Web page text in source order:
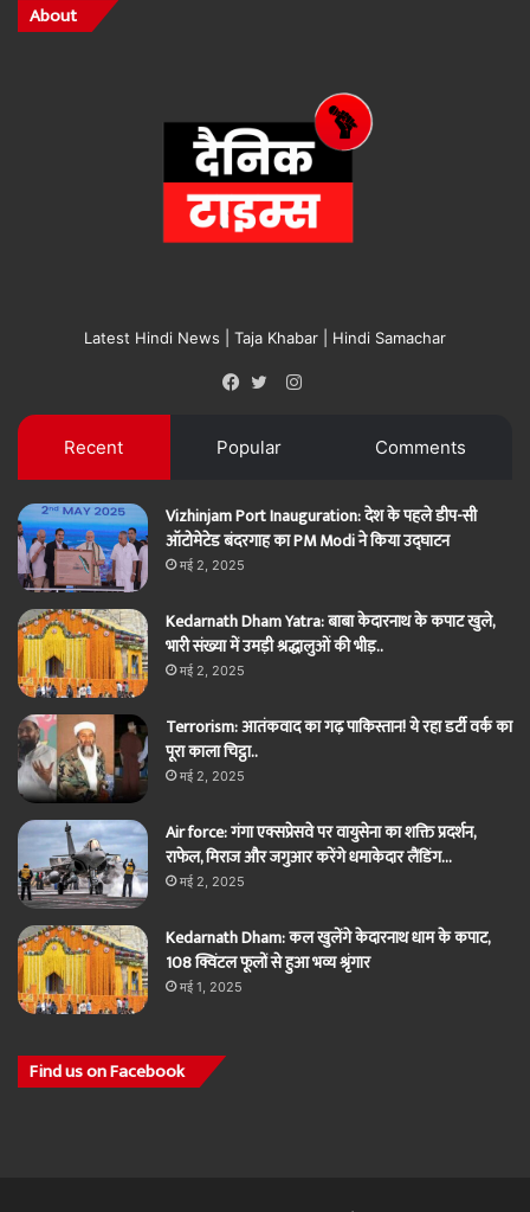
About
Latest Hindi News | Taja Khabar | Hindi Samachar
Instagram
Recent Popular Comments
Vizhinjam Port Inauguration: देश के पहले डीप-सी
ऑटोमेटेड बंदरगाह का PM Modi ने किया उद्घाटन
मई 2, 2025
Kedarnath Dham Yatra: बाबा केदारनाथ के कपाट खुले,
भारी संख्या में उमड़ी श्रद्धालुओं की भीड़..
मई 2, 2025
Terrorism: आतंकवाद का गढ़ पाकिस्तान! ये रहा डर्टी वर्क का
पूरा काला चिट्ठा..
मई 2, 2025
Air force: गंगा एक्सप्रेसवे पर वायुसेना का शक्ति प्रदर्शन,
राफेल, मिराज और जगुआर करेंगे धमाकेदार लैंडिंग…
मई 2, 2025
Kedarnath Dham: कल खुलेंगे केदारनाथ धाम के कपाट,
108 क्विंटल फूलों से हुआ भव्य श्रृंगार
मई 1, 2025
Find us on Facebook